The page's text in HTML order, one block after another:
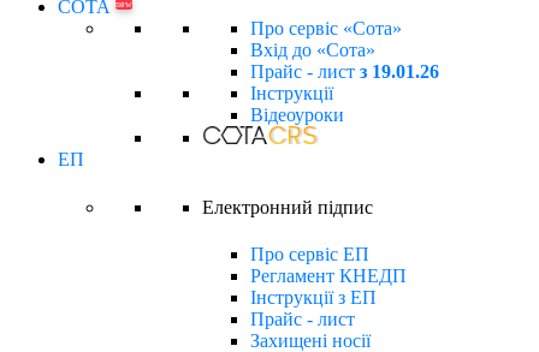
СОТА new
Про сервіс «Сота»
Вхід до «Сота»
Прайс - лист з 19.01.26
Інструкції
Відеоуроки
ЕП
Електронний підпиc
Про сервіс ЕП
Регламент КНЕДП
Інструкції з ЕП
Прайс - лист
Захищені носії